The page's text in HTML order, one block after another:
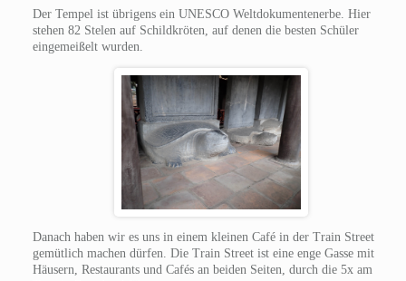
Der Tempel ist übrigens ein UNESCO Weltdokumentenerbe. Hier
stehen 82 Stelen auf Schildkröten, auf denen die besten Schüler
eingemeißelt wurden.
Danach haben wir es uns in einem kleinen Café in der Train Street
gemütlich machen dürfen. Die Train Street ist eine enge Gasse mit
Häusern, Restaurants und Cafés an beiden Seiten, durch die 5x am